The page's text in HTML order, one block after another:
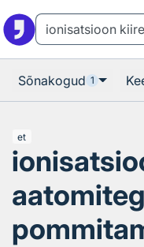
Sõnakogud 1
et